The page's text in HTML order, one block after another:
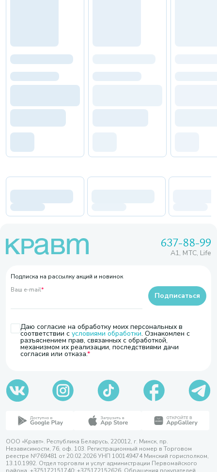
637-88-99
A1, МТС, Life
Подписка на рассылку акций и новинок
Ваш e-mail*
Даю согласие на обработку моих персональных в
соответствии с условиями обработки. Ознакомлен с
разъяснением прав, связанных с обработкой,
механизмом их реализации, последствиями дачи
согласия или отказа.
Подписаться
ООО «Кравт». Республика Беларусь, 220012, г. Минск, пр.
Независимости, 76, оф. 103. Регистрационный номер в Торговом
реестре №769481 от 20.02.2026 УНП 100149474 Минский горисполком,
13.10.1992. Отдел торговли и услуг администрации Первомайского